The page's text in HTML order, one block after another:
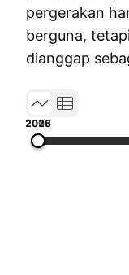
pergerakan
berguna,
dianggap
2003
2008
2013
2018
2026